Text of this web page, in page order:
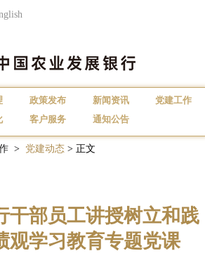
政策发布 新闻资讯
党建工作
客户服务 通知公告
> 党建动态 > 正文
干部员工讲授树立和践
观学习教育专题党课